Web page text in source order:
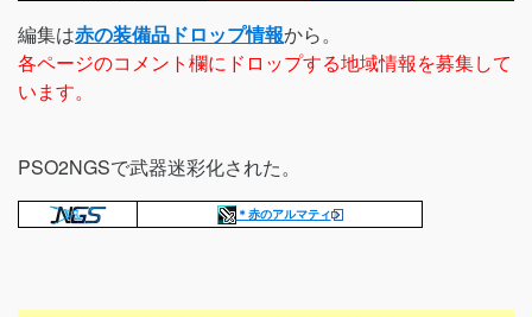
編集は赤の装備品ドロップ情報から。
各ページのコメント欄にドロップする地域情報を募集して
います。
PSO2NGSで武器迷彩化された。
＊赤のアルマティ